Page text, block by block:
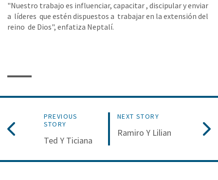
"Nuestro trabajo es influenciar, capacitar , discipular y enviar
a líderes que estén dispuestos a trabajar en la extensión del
reino de Dios", enfatiza Neptalí.
PREVIOUS
STORY
Ted Y Ticiana
NEXT STORY
Ramiro Y Lilian